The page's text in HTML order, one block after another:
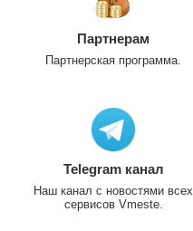
Партнерам
Партнерская программа.
Telegram канал
Наш канал с новостями всех
сервисов Vmeste.